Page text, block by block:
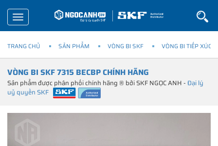
Toggle
navigation
TRANG CHỦ SẢN PHẨM VÒNG BI SKF VÒNG BI TIẾP XÚC
VÒNG BI SKF 7315 BECBP CHÍNH HÃNG
Sản phẩm được phân phối chính hãng ® bởi SKF NGỌC ANH -Đại lý
uỷ quyền SKF